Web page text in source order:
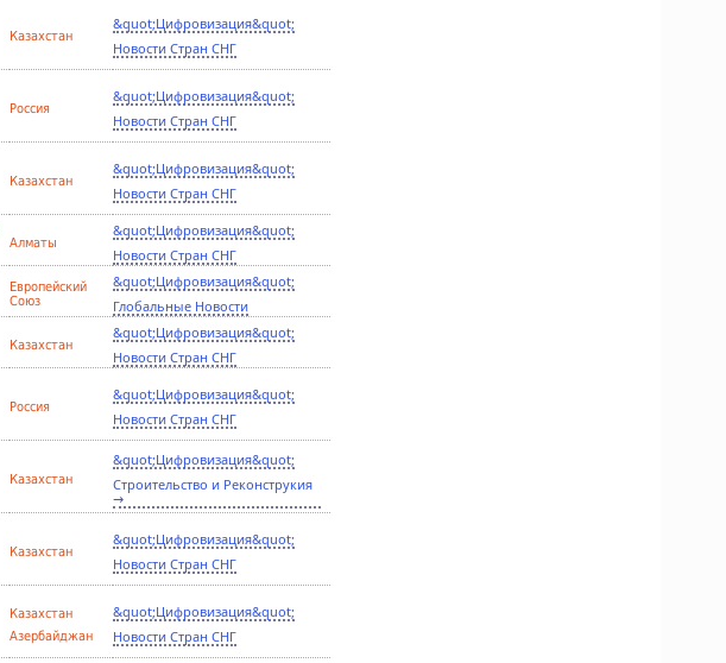
Казахстан
&quot;Цифровизация&quot;
Новости Стран СНГ
Россия
&quot;Цифровизация&quot;
Новости Стран СНГ
Казахстан
&quot;Цифровизация&quot;
Новости Стран СНГ
Алматы
&quot;Цифровизация&quot;
Новости Стран СНГ
Европейский
Союз
&quot;Цифровизация&quot;
Глобальные Новости
Казахстан
&quot;Цифровизация&quot;
Новости Стран СНГ
Россия
&quot;Цифровизация&quot;
Новости Стран СНГ
Казахстан
&quot;Цифровизация&quot;
Строительство и Реконструкия
→
Казахстан
&quot;Цифровизация&quot;
Новости Стран СНГ
Казахстан
Азербайджан
&quot;Цифровизация&quot;
Новости Стран СНГ